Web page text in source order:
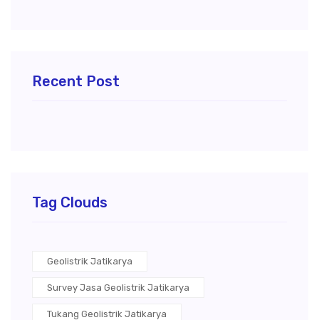
Recent Post
Tag Clouds
Geolistrik Jatikarya
Survey Jasa Geolistrik Jatikarya
Tukang Geolistrik Jatikarya